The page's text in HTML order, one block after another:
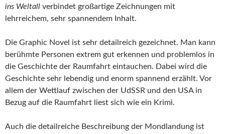
ins Weltall verbindet großartige Zeichnungen mit
lehrreichem, sehr spannendem Inhalt.
Die Graphic Novel ist sehr detailreich gezeichnet. Man kann
berühmte Personen extrem gut erkennen und problemlos in
die Geschichte der Raumfahrt eintauchen. Dabei wird die
Geschichte sehr lebendig und enorm spannend erzählt. Vor
allem der Wettlauf zwischen der UdSSR und den USA in
Bezug auf die Raumfahrt liest sich wie ein Krimi.
Auch die detailreiche Beschreibung der Mondlandung ist